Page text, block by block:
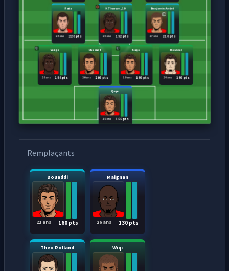
Qepu
166 pts
18 ans
Veiga
194 pts
29 ans
Chesnot
205 pts
26 ans
Kaqa
195 pts
19 ans
Meunier
195 pts
24 ans
Ruiz
220 pts
26 ans
K.Thuram_19
192 pts
25 ans
Benjamin André
210 pts
27 ans
Remplaçants
Bouaddi
160 pts
21 ans
Maignan
130 pts
26 ans
Theo Rolland Wiqi